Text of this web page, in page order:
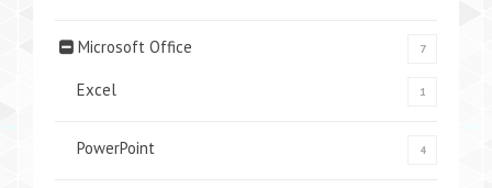
Microsoft Office 7
Excel 1
PowerPoint 4